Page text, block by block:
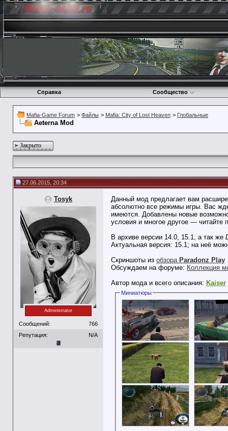
Справка Сообщество
Mafia-Game Forum > Файлы > Mafia: City of Lost Heaven > Глобальные
Aeterna Mod
Закрыто
27.06.2015, 20:34
Tosyk
Administrator
Сообщений:
766
Репутация:
N/A
Данный мод предлагает вам
абсолютно все режимы игры. Вас
имеются. Добавлены новые
условия и многое другое —
В архиве версии 14.0, 15.1, а так же
Актуальная версия: 15.1; на неё
Скриншоты из обзора Paradonz Play
Обсуждаем на форуме: Коллекция
Автор мода и всего описания: Kaiser
Миниатюры